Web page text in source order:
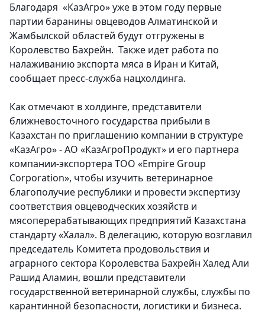
Благодаря «КазАгро» уже в этом году первые
партии баранины овцеводов Алматинской и
Жамбылской областей будут отгружены в
Королевство Бахрейн. Также идет работа по
налаживанию экспорта мяса в Иран и Китай,
сообщает пресс-служба нацхолдинга.
Как отмечают в холдинге, представители
ближневосточного государства прибыли в
Казахстан по приглашению компании в структуре
«КазАгро» - АО «КазАгроПродукт» и его партнера
компании-экспортера ТОО «Empire Group
Corporation», чтобы изучить ветеринарное
благополучие республики и провести экспертизу
соответствия овцеводческих хозяйств и
мясоперерабатывающих предприятий Казахстана
стандарту «Халал». В делегацию, которую возглавил
председатель Комитета продовольствия и
аграрного сектора Королевства Бахрейн Халед Али
Рашид Аламин, вошли представители
государственной ветеринарной службы, службы по
карантинной безопасности, логистики и бизнеса.